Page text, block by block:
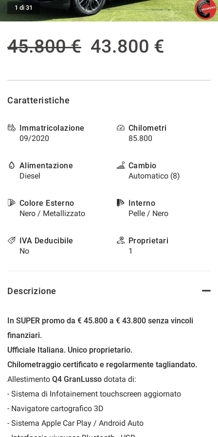
ASSISTENZA POST VENDITA
CONTATTI
AREA COMMERCIANTI
1 di 31
45.800 € 43.800 €
Caratteristiche
Immatricolazione
09/2020
Chilometri
85.800
Alimentazione
Diesel
Cambio
Automatico (8)
Colore Esterno
Nero / Metallizzato
Interno
Pelle / Nero
IVA Deducibile
No
Proprietari
1
Descrizione
In SUPER promo da € 45.800 a € 43.800 senza vincoli
finanziari.
Ufficiale Italiana. Unico proprietario.
Chilometraggio certificato e regolarmente tagliandato.
Allestimento Q4 GranLusso dotata di:
- Sistema di Infotainement touchscreen aggiornato
- Navigatore cartografico 3D
- Sistema Apple Car Play / Android Auto
tracciamento
che
adottiamo
offrire
le
svolgere
attività
descritte.
Per
informazioni
sull'utilità
sul
funzionamento
strumenti
tracciamento
cookie
Puoi
rivedere
e
modificare
le
tue
scelte
in
qualsiasi
momento.